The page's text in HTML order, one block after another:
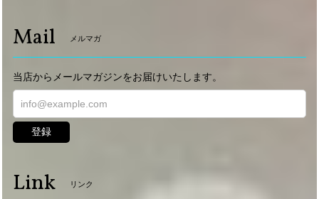
Mail メルマガ
当店からメールマガジンをお届けいたします。
登録
Link リンク